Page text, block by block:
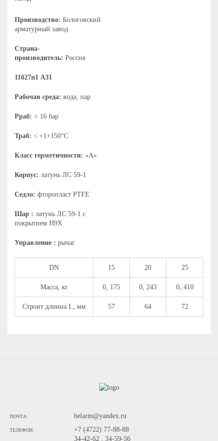
Производство: Бологовский
арматурный завод
Страна-
производитель: Россия
11б27п1 А31
Рабочая среда: вода, пар
Рраб: < 16 бар
Траб: < +1+150°С
Класс герметичности: «А»
Корпус: латунь ЛС 59-1
Седло: фторопласт PTFE
Шар : латунь ЛС 59-1 с
покрытием Н9Х
Управление : рычаг
DN 15 20 25
Масса, кг 0, 175 0, 243 0, 410
Строит длинна L, мм 57 64 72
ПОЧТА: belarm@yandex.ru
ТЕЛЕФОН:
+7 (4722) 77-88-88
34-42-62 , 34-59-56